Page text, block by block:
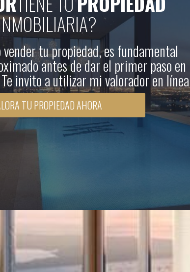
vender tu propiedad, es fundamental
antes de dar el primer paso en
invito a utilizar mi valorador en línea
TU PROPIEDAD AHORA